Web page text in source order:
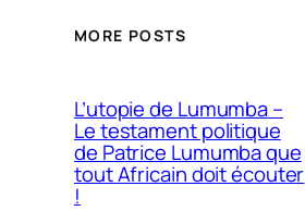
MORE POSTS
L’utopie de Lumumba –
Le testament politique
de Patrice Lumumba que
tout Africain doit écouter
!